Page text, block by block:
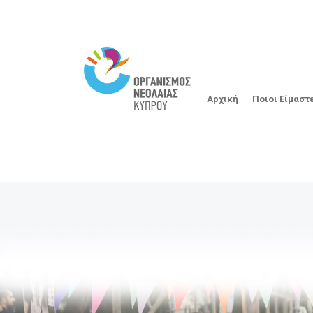
Αρχική Ποιοι